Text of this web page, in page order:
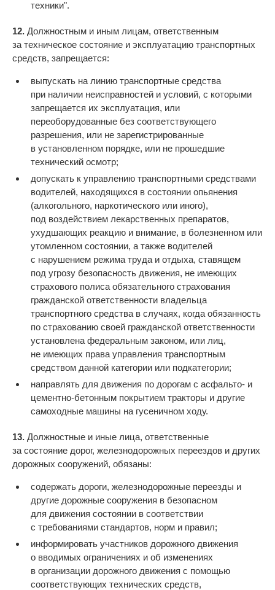
техники".
12. Должностным и иным лицам, ответственным
за техническое состояние и эксплуатацию транспортных
средств, запрещается:
выпускать на линию транспортные средства
при наличии неисправностей и условий, с которыми
запрещается их эксплуатация, или
переоборудованные без соответствующего
разрешения, или не зарегистрированные
в установленном порядке, или не прошедшие
технический осмотр;
допускать к управлению транспортными средствами
водителей, находящихся в состоянии опьянения
(алкогольного, наркотического или иного),
под воздействием лекарственных препаратов,
ухудшающих реакцию и внимание, в болезненном или
утомленном состоянии, а также водителей
с нарушением режима труда и отдыха, ставящем
под угрозу безопасность движения, не имеющих
страхового полиса обязательного страхования
гражданской ответственности владельца
транспортного средства в случаях, когда обязанность
по страхованию своей гражданской ответственности
установлена федеральным законом, или лиц,
не имеющих права управления транспортным
средством данной категории или подкатегории;
направлять для движения по дорогам с асфальто- и
цементно-бетонным покрытием тракторы и другие
самоходные машины на гусеничном ходу.
13. Должностные и иные лица, ответственные
за состояние дорог, железнодорожных переездов и других
дорожных сооружений, обязаны:
содержать дороги, железнодорожные переезды и
другие дорожные сооружения в безопасном
для движения состоянии в соответствии
с требованиями стандартов, норм и правил;
информировать участников дорожного движения
о вводимых ограничениях и об изменениях
в организации дорожного движения с помощью
соответствующих технических средств,